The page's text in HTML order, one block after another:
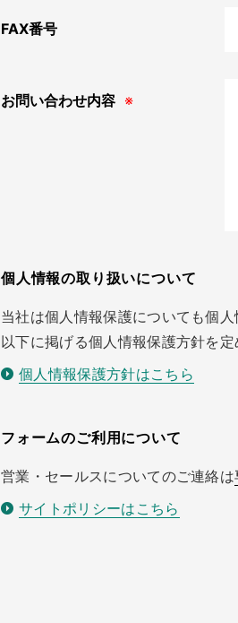
FAX番号
お問い合わせ内容 ※
個人情報の取り扱いについて
当社は個人情報保護についても個
以下に掲げる個人情報保護方針を
個人情報保護方針はこちら
フォームのご利用について
営業・セールスについてのご連絡は
サイトポリシーはこちら